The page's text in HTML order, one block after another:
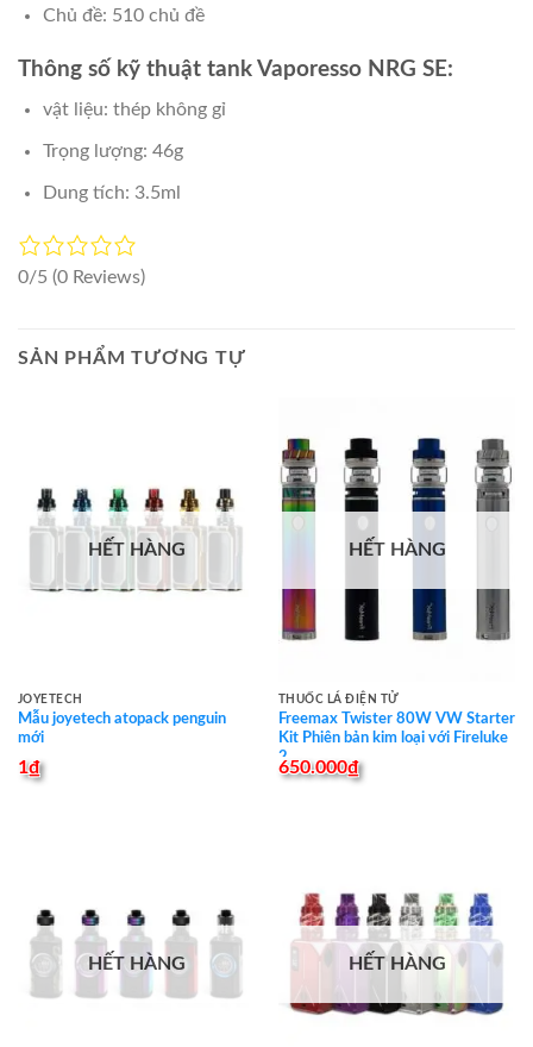
Chủ đề: 510 chủ đề
Thông số kỹ thuật tank Vaporesso NRG SE:
vật liệu: thép không gỉ
Trọng lượng: 46g
Dung tích: 3.5ml
0/5 (0 Reviews)
SẢN PHẨM TƯƠNG TỰ
HẾT HÀNG
JOYETECH
Mẫu joyetech atopack penguin
mới
1₫
HẾT HÀNG
THUỐC LÁ ĐIỆN TỬ
Freemax Twister 80W VW Starter
Kit Phiên bản kim loại với Fireluke
2
650.000₫
HẾT HÀNG HẾT HÀNG